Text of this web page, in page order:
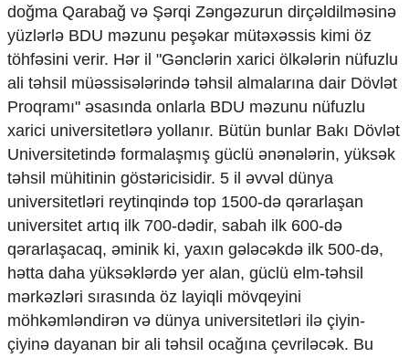
doğma Qarabağ və Şərqi Zəngəzurun dirçəldilməsinə
yüzlərlə BDU məzunu peşəkar mütəxəssis kimi öz
töhfəsini verir. Hər il "Gənclərin xarici ölkələrin nüfuzlu
ali təhsil müəssisələrində təhsil almalarına dair Dövlət
Proqramı" əsasında onlarla BDU məzunu nüfuzlu
xarici universitetlərə yollanır. Bütün bunlar Bakı Dövlət
Universitetində formalaşmış güclü ənənələrin, yüksək
təhsil mühitinin göstəricisidir. 5 il əvvəl dünya
universitetləri reytinqində top 1500-də qərarlaşan
universitet artıq ilk 700-dədir, sabah ilk 600-də
qərarlaşacaq, əminik ki, yaxın gələcəkdə ilk 500-də,
hətta daha yüksəklərdə yer alan, güclü elm-təhsil
mərkəzləri sırasında öz layiqli mövqeyini
möhkəmləndirən və dünya universitetləri ilə çiyin-
çiyinə dayanan bir ali təhsil ocağına çevriləcək. Bu